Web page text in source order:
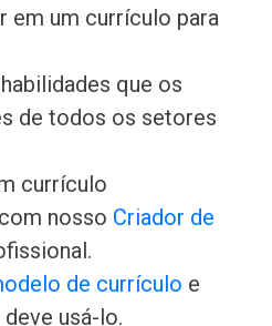
em um currículo para
que os
de todos os setores
currículo
nosso Criador de
de currículo e
usá-lo.